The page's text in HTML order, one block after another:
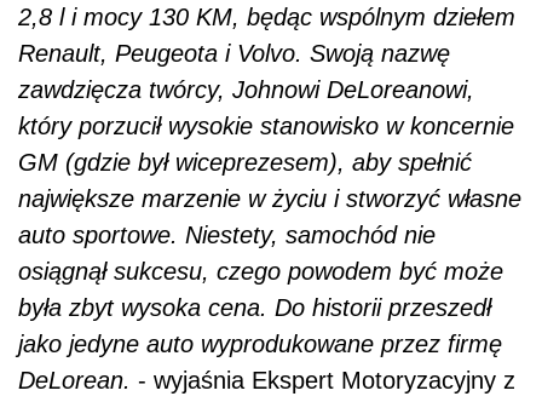
2,8 l i mocy 130 KM, będąc wspólnym dziełem
Renault, Peugeota i Volvo. Swoją nazwę
zawdzięcza twórcy, Johnowi DeLoreanowi,
który porzucił wysokie stanowisko w koncernie
GM (gdzie był wiceprezesem), aby spełnić
największe marzenie w życiu i stworzyć własne
auto sportowe. Niestety, samochód nie
osiągnął sukcesu, czego powodem być może
była zbyt wysoka cena. Do historii przeszedł
jako jedyne auto wyprodukowane przez firmę
DeLorean. - wyjaśnia Ekspert Motoryzacyjny z